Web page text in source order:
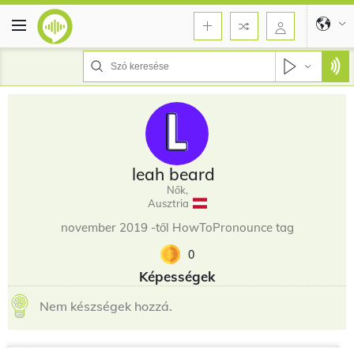
leah beard
Nők,
Ausztria
november 2019 -től HowToPronounce tag
0
Képességek
Nem készségek hozzá.